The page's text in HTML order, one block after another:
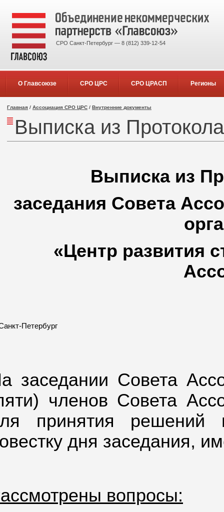
СРО Санкт-Петербург — 8 (812) 339-12-54
О Главсоюзе СРО ЦРС СРО ЦРАСП Регионы
Главная / Ассоциация СРО ЦРС / Внутренние документы
Выписка из
Выписка из
заседания Совета
«Центр развития
Петербург
заседании Совета
членов Совета
принятия решений
дня заседания,
вопросы: